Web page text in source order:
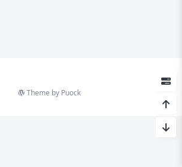
Theme by Puock